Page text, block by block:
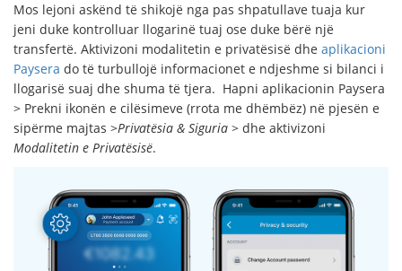
Mos lejoni askënd të shikojë nga pas shpatullave tuaja kur
jeni duke kontrolluar llogarinë tuaj ose duke bërë një
transfertë. Aktivizoni modalitetin e privatësisë dhe aplikacioni
Paysera do të turbullojë informacionet e ndjeshme si bilanci i
llogarisë suaj dhe shuma të tjera. Hapni aplikacionin Paysera
> Prekni ikonën e cilësimeve (rrota me dhëmbëz) në pjesën e
sipërme majtas >Privatësia & Siguria > dhe aktivizoni
Modalitetin e Privatësisë.